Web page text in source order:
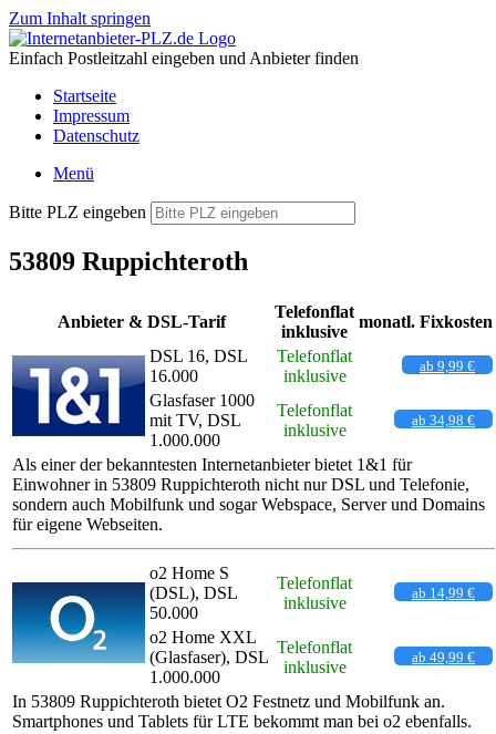
Zum Inhalt springen
Einfach Postleitzahl eingeben und Anbieter finden
Startseite
Impressum
Datenschutz
Menü
Bitte PLZ eingeben
53809 Ruppichteroth
Anbieter & DSL-Tarif
Telefonflat
inklusive
monatl. Fixkosten
DSL 16, DSL
16.000
Telefonflat
inklusive
ab 9,99 €
Glasfaser 1000
mit TV, DSL
1.000.000
Telefonflat
inklusive
ab 34,98 €
Als einer der bekanntesten Internetanbieter bietet 1&1 für
Einwohner in 53809 Ruppichteroth nicht nur DSL und Telefonie,
sondern auch Mobilfunk und sogar Webspace, Server und Domains
für eigene Webseiten.
o2 Home S
(DSL), DSL
50.000
Telefonflat
inklusive
ab 14,99 €
o2 Home XXL
(Glasfaser), DSL
1.000.000
Telefonflat
inklusive
ab 49,99 €
In 53809 Ruppichteroth bietet O2 Festnetz und Mobilfunk an.
Smartphones und Tablets für LTE bekommt man bei o2 ebenfalls.